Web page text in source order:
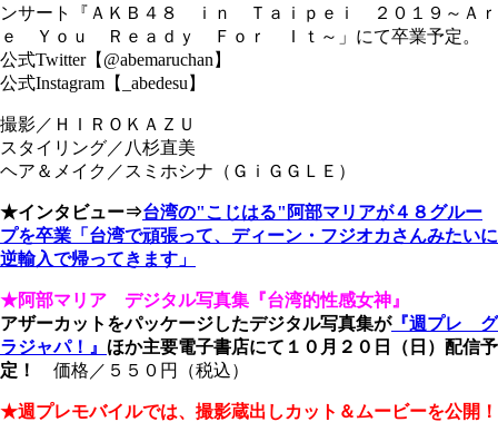
ンサート『ＡＫＢ４８ ｉｎ Ｔａｉｐｅｉ ２０１９～Ａｒ
ｅ Ｙｏｕ Ｒｅａｄｙ Ｆｏｒ Ｉｔ～」にて卒業予定。
公式Twitter【@abemaruchan】
公式Instagram【_abedesu】
撮影／ＨＩＲＯＫＡＺＵ
スタイリング／八杉直美
ヘア＆メイク／スミホシナ（ＧｉＧＧＬＥ）
★インタビュー⇒台湾の"こじはる"阿部マリアが４８グルー
プを卒業「台湾で頑張って、ディーン・フジオカさんみたいに
逆輸入で帰ってきます」
★阿部マリア デジタル写真集『台湾的性感女神』
アザーカットをパッケージしたデジタル写真集が『週プレ グ
ラジャパ！』 ほか主要電子書店にて１０月２０日（日）配信予
定！
価格／５５０円（税込）
★週プレモバイルでは、撮影蔵出しカット＆ムービーを公開！